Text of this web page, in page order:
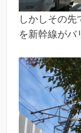
しかしその
を新幹線がバ